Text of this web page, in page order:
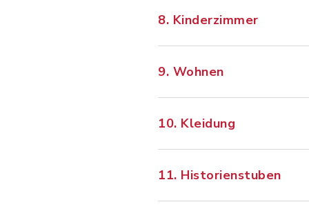
8. Kinderzimmer
9. Wohnen
10. Kleidung
11. Historienstuben